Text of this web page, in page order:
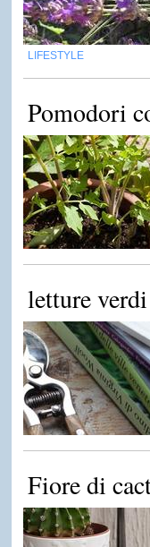
LIFESTYLE
Pomodori
letture
Fiore di